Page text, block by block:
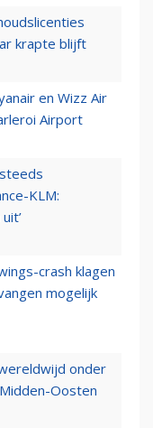
krapte blijft
en Wizz Air
Airport
KLM:
crash klagen
mogelijk
onder
Oosten